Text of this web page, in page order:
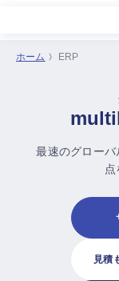
セミナー
ホーム ERP
最速のグロー
見積